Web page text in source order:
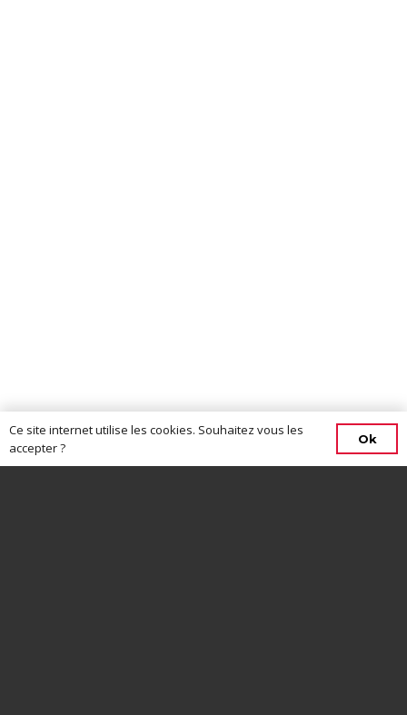
Ce site internet utilise les cookies. Souhaitez vous les
accepter ?
Ok